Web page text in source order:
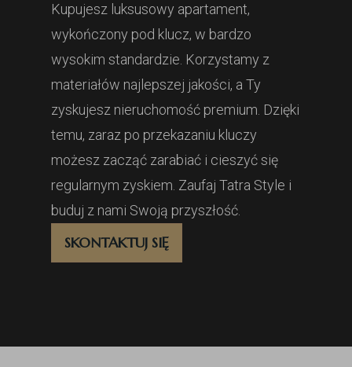
Kupujesz luksusowy apartament,
wykończony pod klucz, w bardzo
wysokim standardzie. Korzystamy z
materiałów najlepszej jakości, a Ty
zyskujesz nieruchomość premium. Dzięki
temu, zaraz po przekazaniu kluczy
możesz zacząć zarabiać i cieszyć się
regularnym zyskiem. Zaufaj Tatra Style i
buduj z nami Swoją przyszłość.
SKONTAKTUJ SIĘ